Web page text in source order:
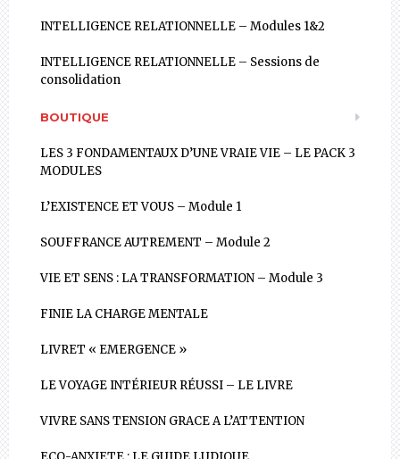
INTELLIGENCE RELATIONNELLE – Modules 1&2
INTELLIGENCE RELATIONNELLE – Sessions de
consolidation
BOUTIQUE
LES 3 FONDAMENTAUX D’UNE VRAIE VIE – LE PACK 3
MODULES
L’EXISTENCE ET VOUS – Module 1
SOUFFRANCE AUTREMENT – Module 2
VIE ET SENS : LA TRANSFORMATION – Module 3
FINIE LA CHARGE MENTALE
LIVRET « EMERGENCE »
LE VOYAGE INTÉRIEUR RÉUSSI – LE LIVRE
VIVRE SANS TENSION GRACE A L’ATTENTION